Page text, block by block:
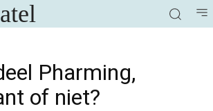
Pharming,
of niet?